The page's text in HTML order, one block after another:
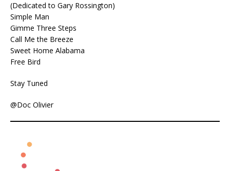
(Dedicated to Gary Rossington)
Simple Man
Gimme Three Steps
Call Me the Breeze
Sweet Home Alabama
Free Bird
Stay Tuned
@Doc Olivier